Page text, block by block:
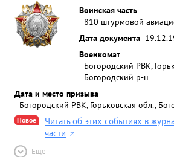
Воинская часть
810 штурмовой
Дата документа
Военкомат
Богородский РВК,
Богородский р-н
Дата и место призыва
Богородский РВК, Горьковская обл.,
Новое
Читать об этих событиях в
части
Ещё